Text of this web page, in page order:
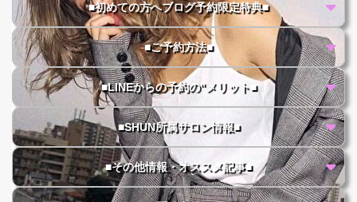
■初めての方へブログ予約限定特典■
■ご予約方法■
■LINEからの予約の"メリット■
■SHUN所属サロン情報■
■その他情報・オススメ記事■